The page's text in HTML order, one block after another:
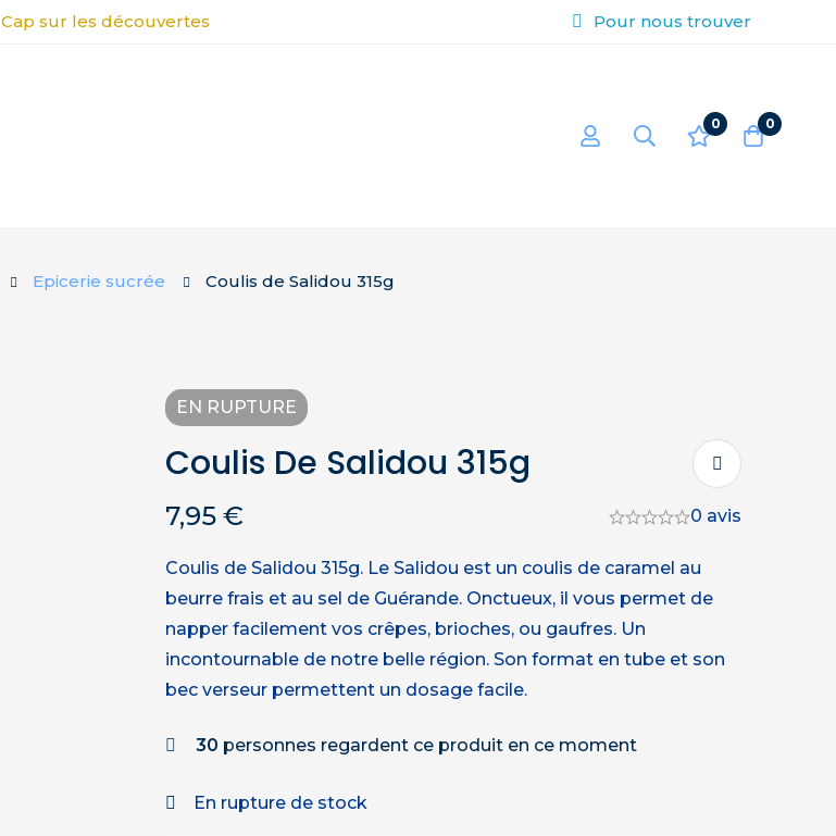
Cap sur les découvertes Pour nous trouver
0 0
Epicerie sucrée Coulis de Salidou 315g
EN RUPTURE
Coulis De Salidou 315g
7,95 € 0 avis
Coulis de Salidou 315g. Le Salidou est un coulis de caramel au
beurre frais et au sel de Guérande. Onctueux, il vous permet de
napper facilement vos crêpes, brioches, ou gaufres. Un
incontournable de notre belle région. Son format en tube et son
bec verseur permettent un dosage facile.
30 personnes regardent ce produit en ce moment
En rupture de stock